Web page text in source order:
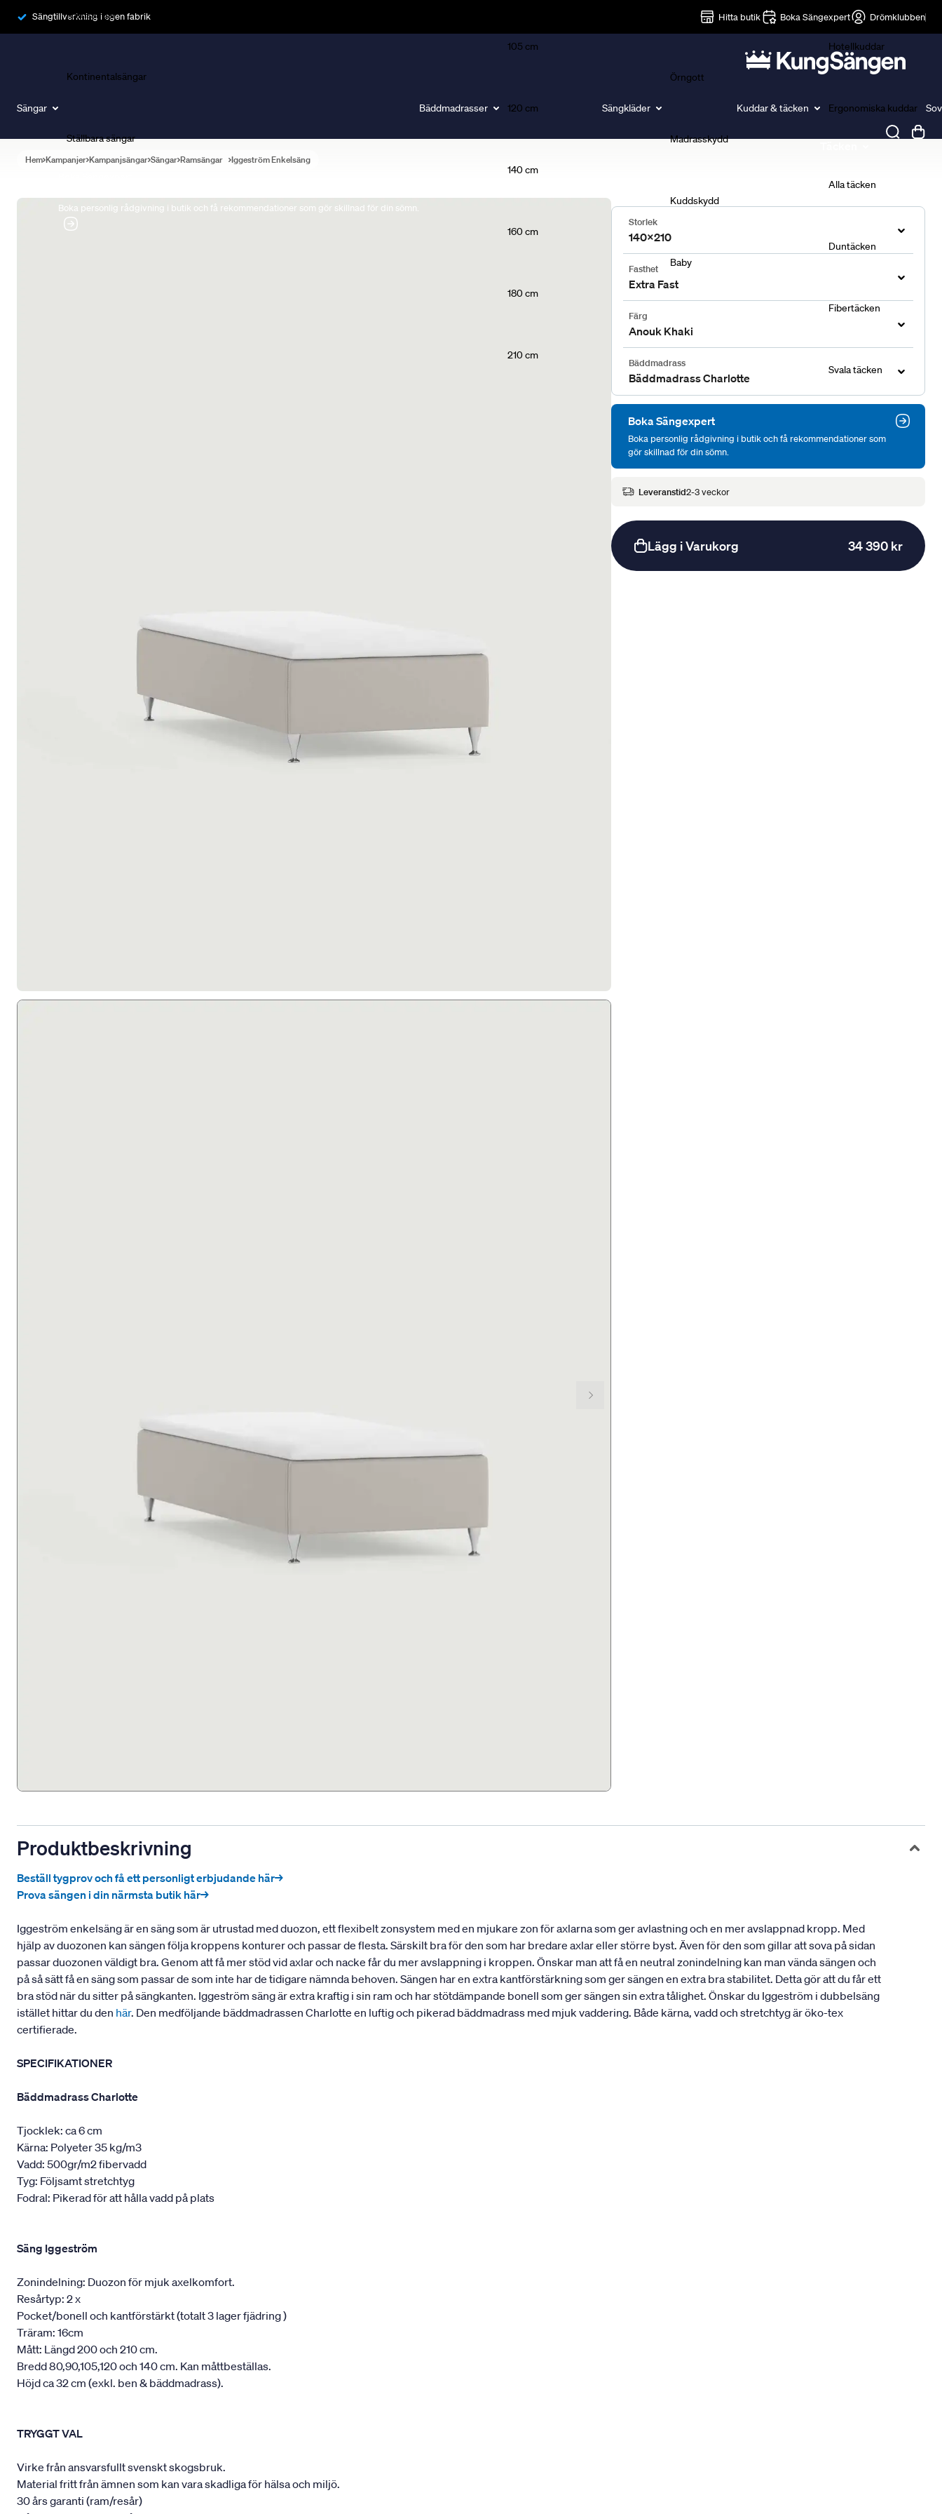
Sängtillverkning i egen fabrik Hitta butik Boka Sängexpert Drömklubben
Sängar
Ramsängar
Kontinentalsängar
Ställbara sängar
Boka personlig rådgivning i butik och få rekommendationer som gör skillnad för din sömn.
Bäddmadrasser
105 cm
120 cm
140 cm
160 cm
180 cm
210 cm
Sängkläder
Örngott
Madrasskydd
Kuddskydd
Baby
Kuddar & täcken
Hotellkuddar
Ergonomiska kuddar
Alla täcken
Duntäcken
Fibertäcken
Svala täcken
Hem Kampanjer Kampanjsängar Sängar Ramsängar Iggeström Enkelsäng
Storlek
140x210
Fasthet
Extra Fast
Färg
Anouk Khaki
Bäddmadrass
Bäddmadrass Charlotte
Boka Sängexpert
Boka personlig rådgivning i butik och få rekommendationer som
gör skillnad för din sömn.
Leveranstid2-3 veckor
Lägg i Varukorg 34 390 kr
Produktbeskrivning
Beställ tygprov och få ett personligt erbjudande här→
Prova sängen i din närmsta butik här→
Iggeström enkelsäng är en säng som är utrustad med duozon, ett flexibelt zonsystem med en mjukare zon för axlarna som ger avlastning och en mer avslappnad kropp. Med
hjälp av duozonen kan sängen följa kroppens konturer och passar de flesta. Särskilt bra för den som har bredare axlar eller större byst. Även för den som gillar att sova på sidan
passar duozonen väldigt bra. Genom att få mer stöd vid axlar och nacke får du mer avslappning i kroppen. Önskar man att få en neutral zonindelning kan man vända sängen och
på så sätt få en säng som passar de som inte har de tidigare nämnda behoven. Sängen har en extra kantförstärkning som ger sängen en extra bra stabilitet. Detta gör att du får ett
bra stöd när du sitter på sängkanten. Iggeström säng är extra kraftig i sin ram och har stötdämpande bonell som ger sängen sin extra tålighet. Önskar du Iggeström i dubbelsäng
istället hittar du den här. Den medföljande bäddmadrassen Charlotte en luftig och pikerad bäddmadrass med mjuk vaddering. Både kärna, vadd och stretchtyg är öko-tex
certifierade.
SPECIFIKATIONER
Bäddmadrass Charlotte
Tjocklek: ca 6 cm
Kärna: Polyeter 35 kg/m3
Vadd: 500gr/m2 fibervadd
Tyg: Följsamt stretchtyg
Fodral: Pikerad för att hålla vadd på plats
Säng Iggeström
Zonindelning: Duozon för mjuk axelkomfort.
Resårtyp: 2 x
Pocket/bonell och kantförstärkt (totalt 3 lager fjädring )
Träram: 16cm
Mått: Längd 200 och 210 cm.
Bredd 80,90,105,120 och 140 cm. Kan måttbeställas.
Höjd ca 32 cm (exkl. ben & bäddmadrass).
TRYGGT VAL
Virke från ansvarsfullt svenskt skogsbruk.
Material fritt från ämnen som kan vara skadliga för hälsa och miljö.
30 års garanti (ram/resår)